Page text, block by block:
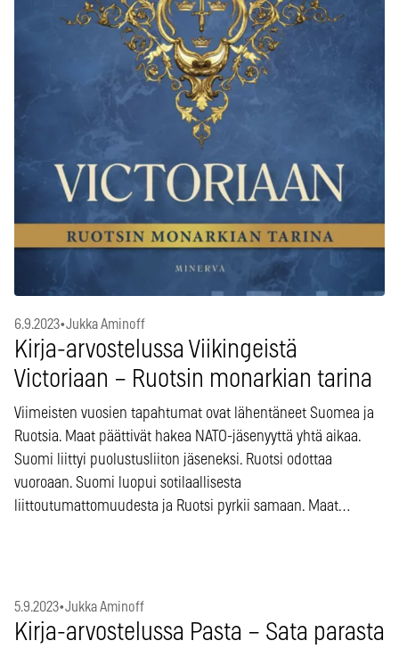
6.9.2023•Jukka Aminoff
Kirja-arvostelussa Viikingeistä
Victoriaan – Ruotsin monarkian tarina
Viimeisten vuosien tapahtumat ovat lähentäneet Suomea ja
Ruotsia. Maat päättivät hakea NATO-jäsenyyttä yhtä aikaa.
Suomi liittyi puolustusliiton jäseneksi. Ruotsi odottaa
vuoroaan. Suomi luopui sotilaallisesta
liittoutumattomuudesta ja Ruotsi pyrkii samaan. Maat…
5.9.2023•Jukka Aminoff
Kirja-arvostelussa Pasta – Sata parasta